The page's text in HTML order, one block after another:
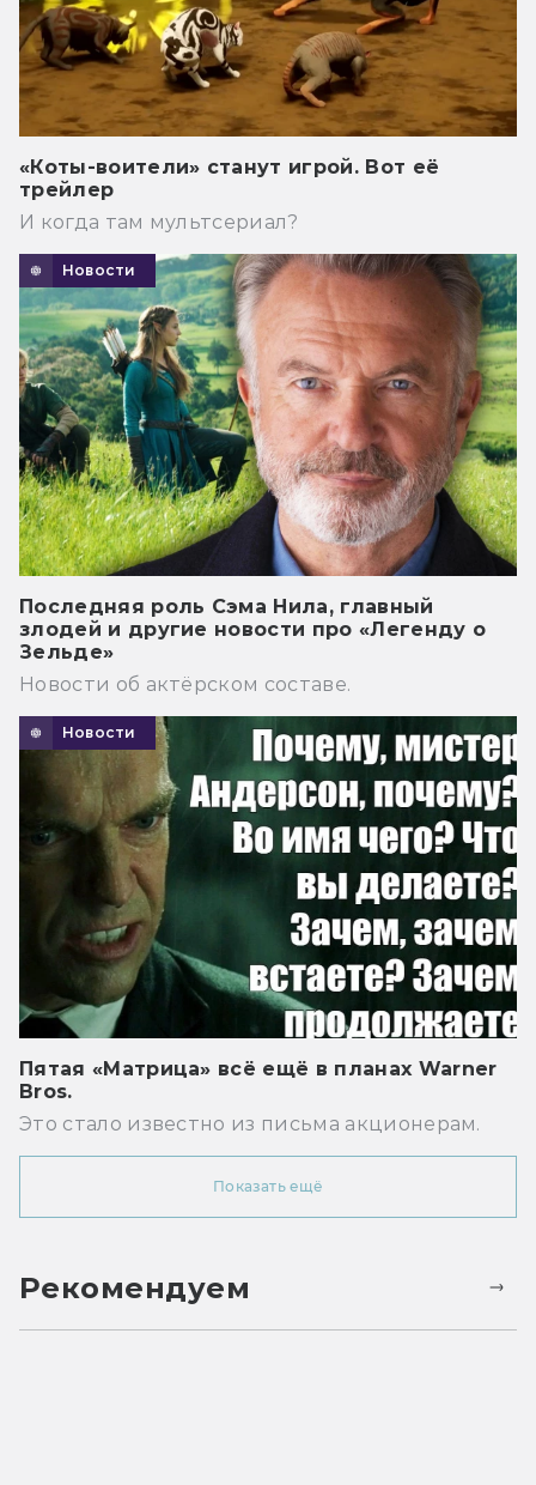
«Коты-воители» станут игрой. Вот её
трейлер
И когда там мультсериал?
Новости
Последняя роль Сэма Нила, главный
злодей и другие новости про «Легенду о
Зельде»
Новости об актёрском составе.
Новости
Пятая «Матрица» всё ещё в планах Warner
Bros.
Это стало известно из письма акционерам.
Показать ещё
Рекомендуем